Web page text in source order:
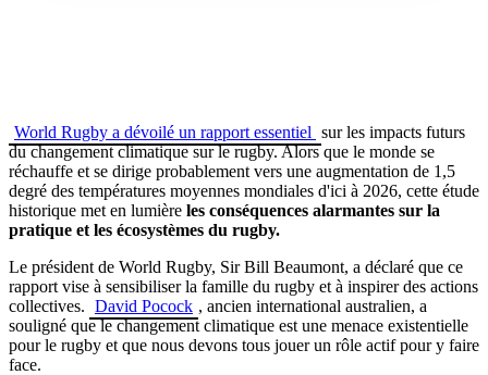
World Rugby a dévoilé un rapport essentiel sur les impacts futurs
du changement climatique sur le rugby. Alors que le monde se
réchauffe et se dirige probablement vers une augmentation de 1,5
degré des températures moyennes mondiales d'ici à 2026, cette étude
historique met en lumière les conséquences alarmantes sur la
pratique et les écosystèmes du rugby.
Le président de World Rugby, Sir Bill Beaumont, a déclaré que ce
rapport vise à sensibiliser la famille du rugby et à inspirer des actions
collectives. David Pocock , ancien international australien, a
souligné que le changement climatique est une menace existentielle
pour le rugby et que nous devons tous jouer un rôle actif pour y faire
face.